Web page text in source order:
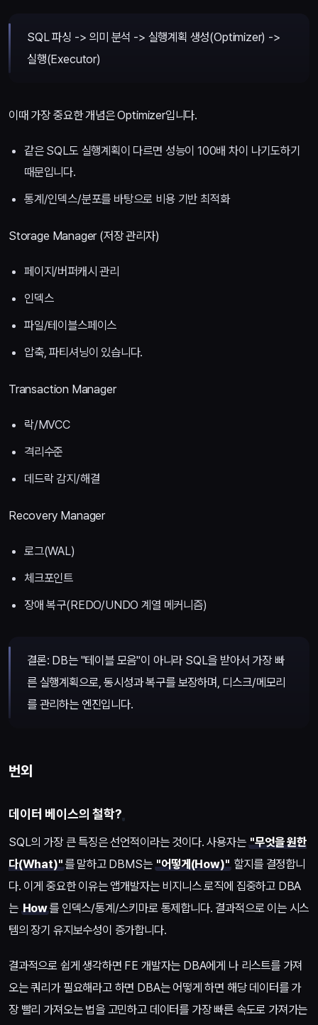
SQL 파싱 -> 의미 분석 -> 실행계획 생성(Optimizer) ->
실행(Executor)
이때 가장 중요한 개념은 Optimizer입니다.
같은 SQL도 실행계획이 다르면 성능이 100배 차이 나기도하기
때문입니다.
통계/인덱스/분포를 바탕으로 비용 기반 최적화
Storage Manager (저장 관리자)
페이지/버퍼캐시 관리
인덱스
파일/테이블스페이스
압축, 파티셔닝이 있습니다.
Transaction Manager
락/MVCC
격리수준
데드락 감지/해결
Recovery Manager
로그(WAL)
체크포인트
장애 복구(REDO/UNDO 계열 메커니즘)
결론: DB는 "테이블 모음"이 아니라 SQL을 받아서 가장 빠
른 실행계획으로, 동시성과 복구를 보장하며, 디스크/메모리
를 관리하는 엔진입니다.
번외
데이터 베이스의 철학?
SQL의 가장 큰 특징은 선언적이라는 것이다. 사용자는"무엇을 원한
다(What)"를 말하고 DBMS는"어떻게(How)"할지를 결정합니
다. 이게 중요한 이유는 앱개발자는 비지니스 로직에 집중하고 DBA
는 How를 인덱스/통계/스키마로 통제합니다. 결과적으로 이는 시스
템의 장기 유지보수성이 증가합니다.
결과적으로 쉽게 생각하면 FE 개발자는 DBA에게 나 리스트를 가져
오는 쿼리가 필요해라고 하면 DBA는 어떻게 하면 해당 데이터를 가
장 빨리 가져오는 법을 고민하고 데이터를 가장 빠른 속도로 가져가는